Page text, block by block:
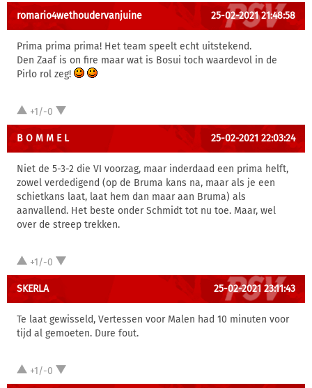
romario4wethoudervanjuine 25-02-2021 21:48:58
Prima prima prima! Het team speelt echt uitstekend.
Den Zaaf is on fire maar wat is Bosui toch waardevol in de
Pirlo rol zeg!
+1/-0
B O M M E L 25-02-2021 22:03:24
Niet de 5-3-2 die VI voorzag, maar inderdaad een prima helft,
zowel verdedigend (op de Bruma kans na, maar als je een
schietkans laat, laat hem dan maar aan Bruma) als
aanvallend. Het beste onder Schmidt tot nu toe. Maar, wel
over de streep trekken.
+1/-0
SKERLA 25-02-2021 23:11:43
Te laat gewisseld, Vertessen voor Malen had 10 minuten voor
tijd al gemoeten. Dure fout.
+1/-0